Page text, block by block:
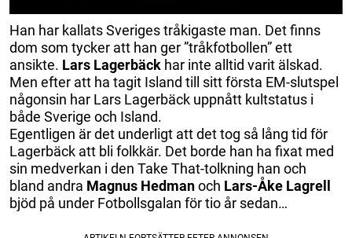
Han har kallats Sveriges tråkigaste man. Det finns
dom som tycker att han ger ”tråkfotbollen” ett
ansikte. Lars Lagerbäck har inte alltid varit älskad.
Men efter att ha tagit Island till sitt första EM-slutspel
någonsin har Lars Lagerbäck uppnått kultstatus i
både Sverige och Island.
Egentligen är det underligt att det tog så lång tid för
Lagerbäck att bli folkkär. Det borde han ha fixat med
sin medverkan i den Take That-tolkning han och
bland andra Magnus Hedmanoch Lars-Åke Lagrell
bjöd på under Fotbollsgalan för tio år sedan…